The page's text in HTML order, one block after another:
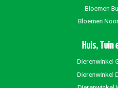
Bloemen
Bloemen
Huis, Tuin
Dierenwinkel
Dierenwinkel